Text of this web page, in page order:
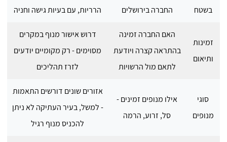
בשטח
החברה בירושלים
הרריות, עם בעיות גישה וחניה
זמינות
ותיאום
האם החברה זמינה
בהתראה קצרה ויודעת
לתאם מול הרשויות
דרוש אישור מנוף במקרים
מסוימים - רק מקומיים יודעים
לזרז תהליכים
סוגי
מנופים
אילו מנופים זמינים -
סל, זרוע, הרמה
אזורים שונים דורשים התאמות
- למשל, בעיר העתיקה לא ניתן
להכניס מנוף רגיל